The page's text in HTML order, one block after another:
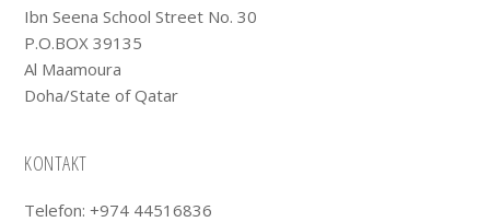
Ibn Seena School Street No. 30
P.O.BOX 39135
Al Maamoura
Doha/State of Qatar
KONTAKT
Telefon: +974 44516836